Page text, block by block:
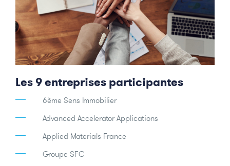
Les 9 entreprises participantes
6ème Sens Immobilier
Advanced Accelerator Applications
Applied Materials France
Groupe SFC